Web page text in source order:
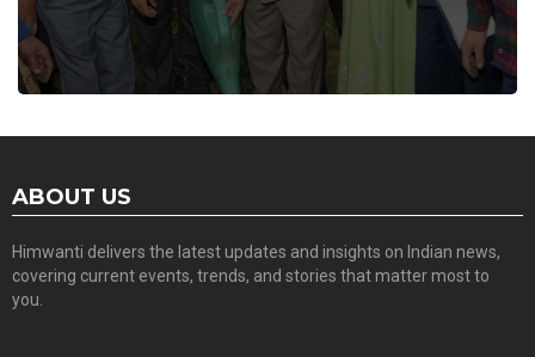
ABOUT US
Himwanti delivers the latest updates and insights on Indian news,
covering current events, trends, and stories that matter most to
you.